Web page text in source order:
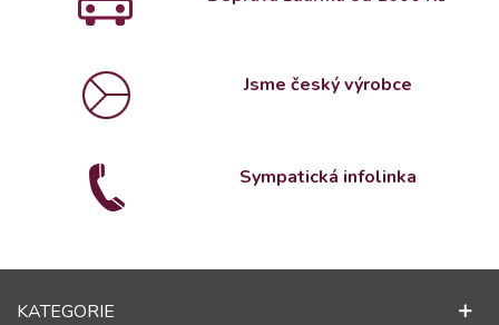
Jsme český výrobce
Sympatická infolinka
KATEGORIE